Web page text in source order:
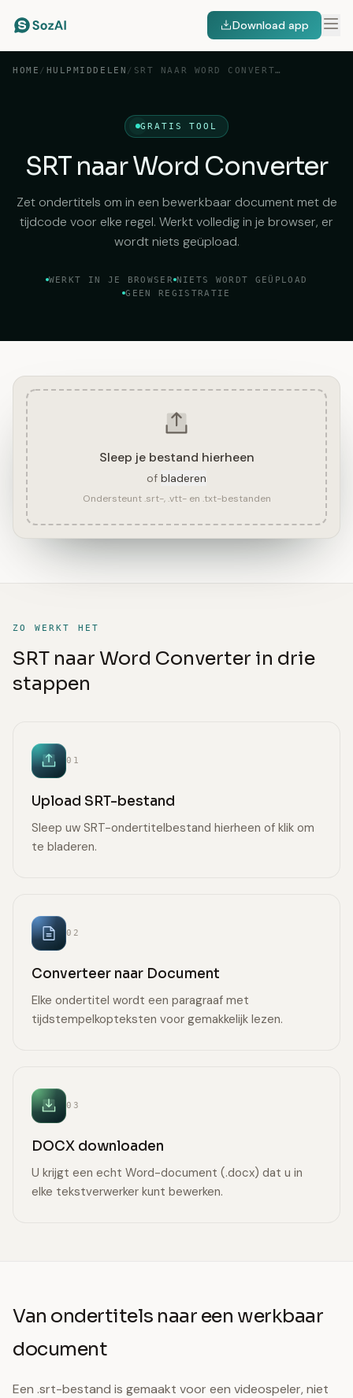
Download app
HOME / HULPMIDDELEN / SRT NAAR WORD CONVERTER
GRATIS TOOL
SRT naar Word Converter
Zet ondertitels om in een bewerkbaar document met de
tijdcode voor elke regel. Werkt volledig in je browser, er
wordt niets geüpload.
WERKT IN JE BROWSER NIETS WORDT GEÜPLOAD
GEEN REGISTRATIE
Sleep je bestand hierheen
of bladeren
Ondersteunt .srt-, .vtt- en .txt-bestanden
ZO WERKT HET
SRT naar Word Converter in drie
stappen
01
Upload SRT-bestand
Sleep uw SRT-ondertitelbestand hierheen of klik om
te bladeren.
02
Converteer naar Document
Elke ondertitel wordt een paragraaf met
tijdstempelkopteksten voor gemakkelijk lezen.
03
DOCX downloaden
U krijgt een echt Word-document (.docx) dat u in
elke tekstverwerker kunt bewerken.
Van ondertitels naar een werkbaar
document
Een .srt-bestand is gemaakt voor een videospeler, niet